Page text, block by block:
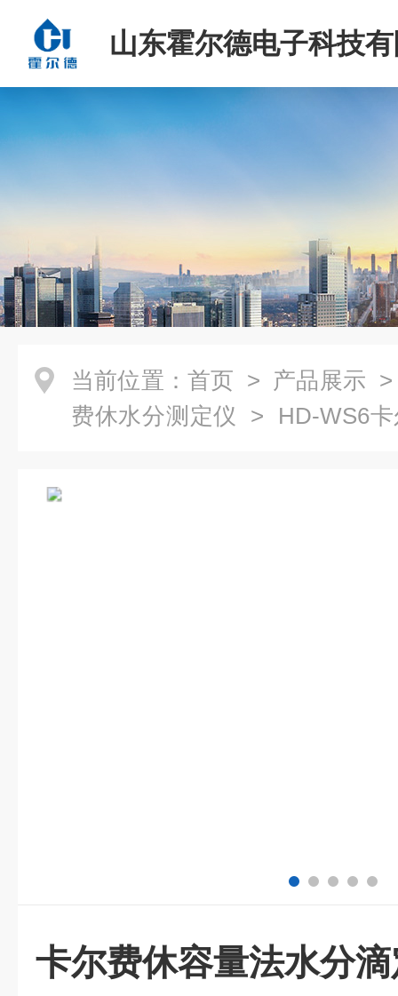
山东霍尔德电子科技
当前位置： 首页 > 产品展示
费休水分测定仪 > HD-WS6
卡尔费休容量法水分